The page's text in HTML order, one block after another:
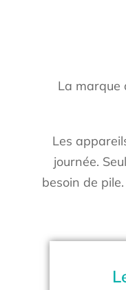
La marque
Les
journée.
besoin de